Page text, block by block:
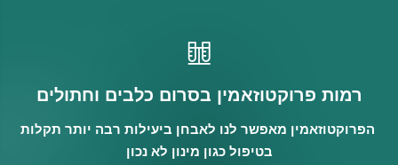
רמות פרוקטוזאמין בסרום כלבים וחתולים
הפרוקטוזאמין מאפשר לנו לאבחן ביעילות רבה יותר תקלות
בטיפול כגון מינון לא נכון